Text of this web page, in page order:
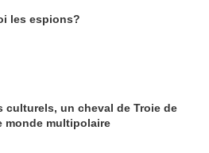
les espions?
culturels, un cheval de Troie de
monde multipolaire